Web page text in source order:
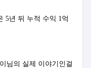
5년 뒤 누적 수익 1억
님의 실제 이야기인걸